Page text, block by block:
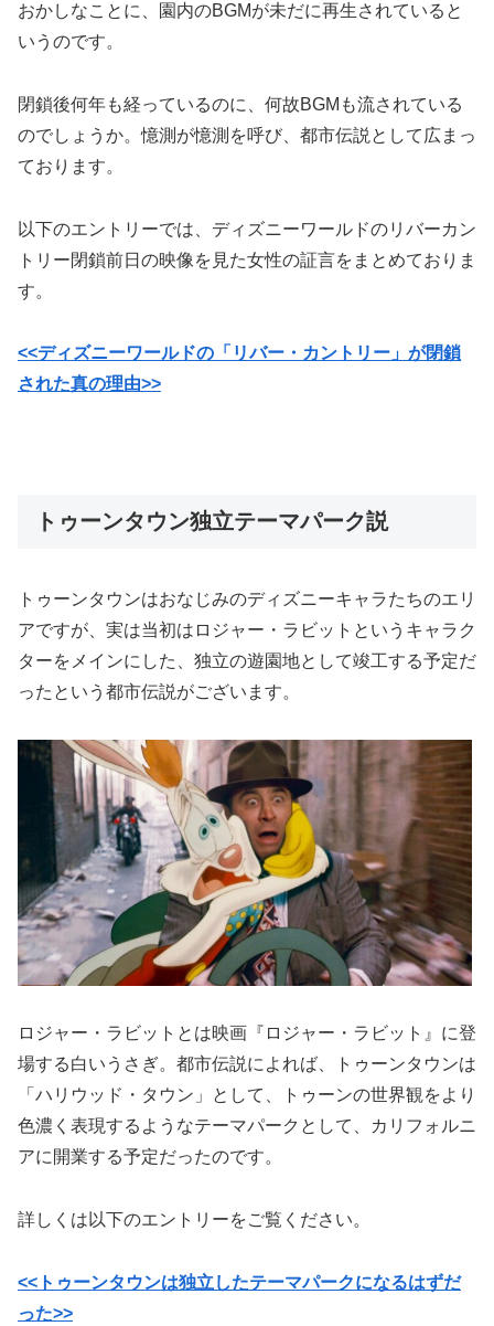
おかしなことに、園内のBGMが未だに再生されていると
いうのです。
閉鎖後何年も経っているのに、何故BGMも流されている
のでしょうか。憶測が憶測を呼び、都市伝説として広まっ
ております。
以下のエントリーでは、ディズニーワールドのリバーカン
トリー閉鎖前日の映像を見た女性の証言をまとめておりま
す。
<<ディズニーワールドの「リバー・カントリー」が閉鎖
された真の理由>>
トゥーンタウン独立テーマパーク説
トゥーンタウンはおなじみのディズニーキャラたちのエリ
アですが、実は当初はロジャー・ラビットというキャラク
ターをメインにした、独立の遊園地として竣工する予定だ
ったという都市伝説がございます。
ロジャー・ラビットとは映画『ロジャー・ラビット』に登
場する白いうさぎ。都市伝説によれば、トゥーンタウンは
「ハリウッド・タウン」として、トゥーンの世界観をより
色濃く表現するようなテーマパークとして、カリフォルニ
アに開業する予定だったのです。
詳しくは以下のエントリーをご覧ください。
<<トゥーンタウンは独立したテーマパークになるはずだ
った>>